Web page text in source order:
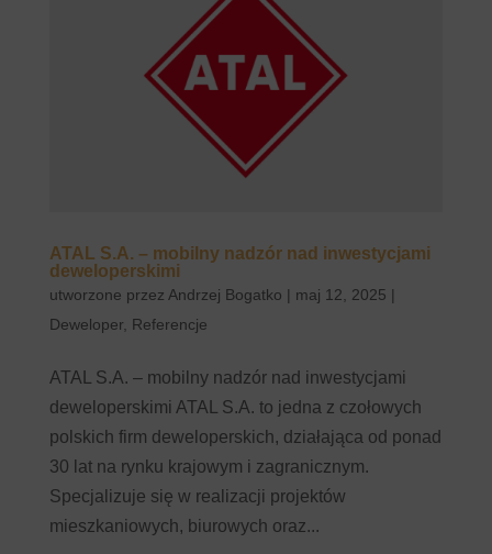
ATAL S.A. – mobilny nadzór nad inwestycjami
deweloperskimi
utworzone przez Andrzej Bogatko | maj 12, 2025 |
Deweloper, Referencje
ATAL S.A. – mobilny nadzór nad inwestycjami
deweloperskimi ATAL S.A. to jedna z czołowych
polskich firm deweloperskich, działająca od ponad
30 lat na rynku krajowym i zagranicznym.
Specjalizuje się w realizacji projektów
mieszkaniowych, biurowych oraz...